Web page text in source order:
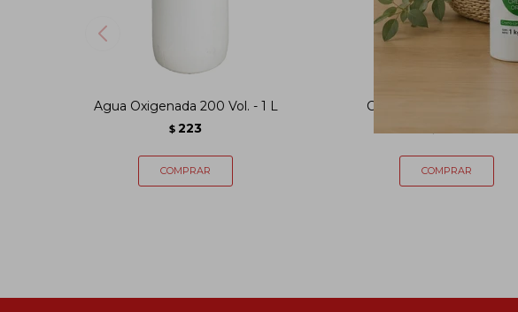
Agua Oxigenada 200 Vol. - 1 L
$ 223
Cepillo polipropileno